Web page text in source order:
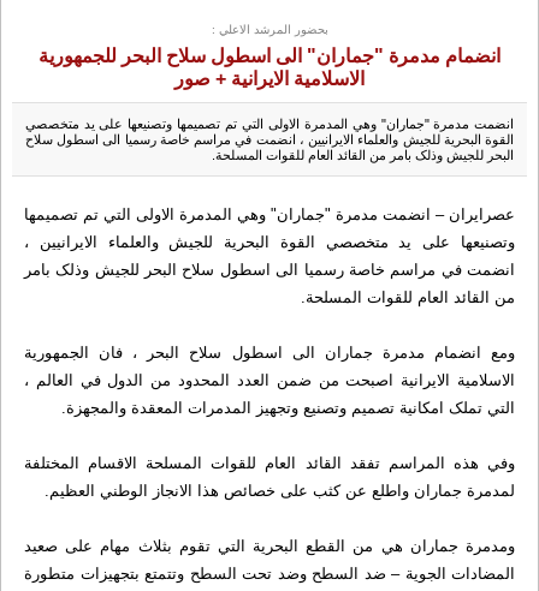
بحضور المرشد الاعلي :
انضمام مدمرة "جماران" الى اسطول سلاح البحر للجمهورية
الاسلامية الايرانية + صور
انضمت مدمرة "جماران" وهي المدمرة الاولى التي تم تصميمها وتصنيعها على يد متخصصي
القوة البحرية للجيش والعلماء الايرانيين ، انضمت في مراسم خاصة رسميا الى اسطول سلاح
البحر للجيش وذلک بامر من القائد العام للقوات المسلحة.
عصرایران – انضمت مدمرة "جماران" وهي المدمرة الاولى التي تم تصميمها
وتصنيعها على يد متخصصي القوة البحرية للجيش والعلماء الايرانيين ،
انضمت في مراسم خاصة رسميا الى اسطول سلاح البحر للجيش وذلک بامر
من القائد العام للقوات المسلحة.
ومع انضمام مدمرة جماران الى اسطول سلاح البحر ، فان الجمهورية
الاسلامية الايرانية اصبحت من ضمن العدد المحدود من الدول في العالم ،
التي تملک امکانية تصميم وتصنيع وتجهيز المدمرات المعقدة والمجهزة.
وفي هذه المراسم تفقد القائد العام للقوات المسلحة الاقسام المختلفة
لمدمرة جماران واطلع عن کثب على خصائص هذا الانجاز الوطني العظيم.
ومدمرة جماران هي من القطع البحرية التي تقوم بثلاث مهام على صعيد
المضادات الجوية – ضد السطح وضد تحت السطح وتتمتع بتجهيزات متطورة